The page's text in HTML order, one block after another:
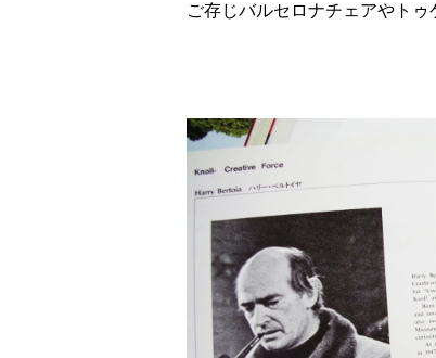
ご存じバルセロナチェアやト